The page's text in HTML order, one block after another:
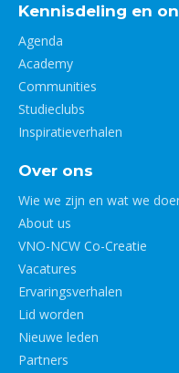
Kennisdeling en
Agenda
Academy
Communities
Studieclubs
Inspiratieverhalen
Over ons
Wie we zijn en wat we
About us
VNO-NCW Co-Creatie
Vacatures
Ervaringsverhalen
Lid worden
Nieuwe leden
Partners